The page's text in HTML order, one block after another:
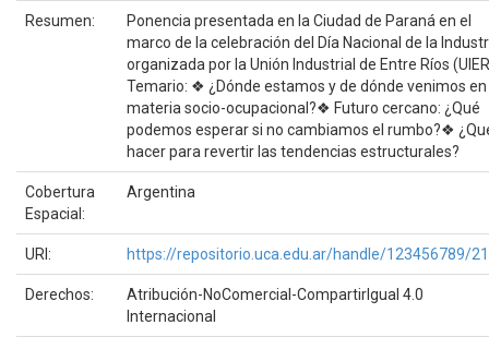
Resumen:
Ponencia presentada en la Ciudad de Paraná en el
marco de la celebración del Día Nacional de la
organizada por la Unión Industrial de Entre Ríos
Temario: ❖ ¿Dónde estamos y de dónde venimos en
materia socio-ocupacional?❖ Futuro cercano: ¿Qué
podemos esperar si no cambiamos el rumbo?❖
hacer para revertir las tendencias estructurales?
Cobertura
Espacial:
Argentina
URI: https://repositorio.uca.edu.ar/handle/123456789/
Derechos:
Atribución-NoComercial-CompartirIgual 4.0
Internacional